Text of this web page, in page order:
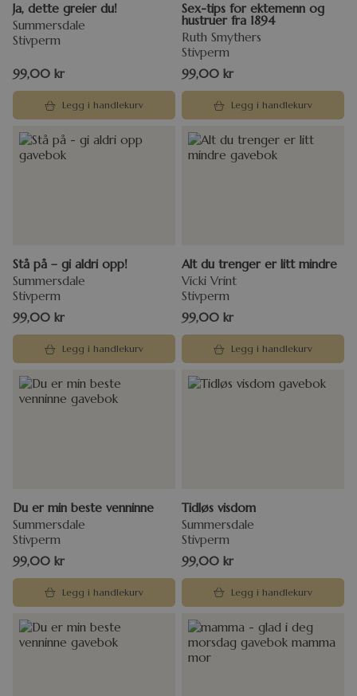
Ja, dette greier du!
Summersdale
Stivperm
99,00 kr
Legg i handlekurv
Sex-tips for ektemenn og
hustruer fra 1894
Ruth Smythers
Stivperm
99,00 kr
Legg i handlekurv
Stå på – gi aldri opp!
Summersdale
Stivperm
99,00 kr
Legg i handlekurv
Alt du trenger er litt mindre
Vicki Vrint
Stivperm
99,00 kr
Legg i handlekurv
Du er min beste venninne
Summersdale
Stivperm
99,00 kr
Legg i handlekurv
Tidløs visdom
Summersdale
Stivperm
99,00 kr
Legg i handlekurv